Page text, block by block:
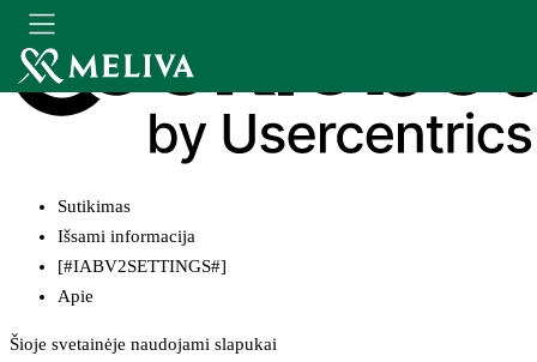
Sutikimas
Išsami informacija
[#IABV2SETTINGS#]
Apie
Šioje svetainėje naudojami slapukai